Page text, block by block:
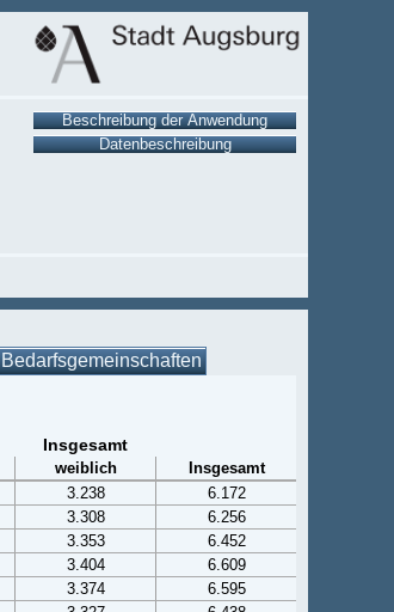
Bedarfsgemeinschaften
Insgesamt
weiblich
Insgesamt
3.238
6.172
3.308
6.256
3.353
6.452
3.404
6.609
3.374
6.595